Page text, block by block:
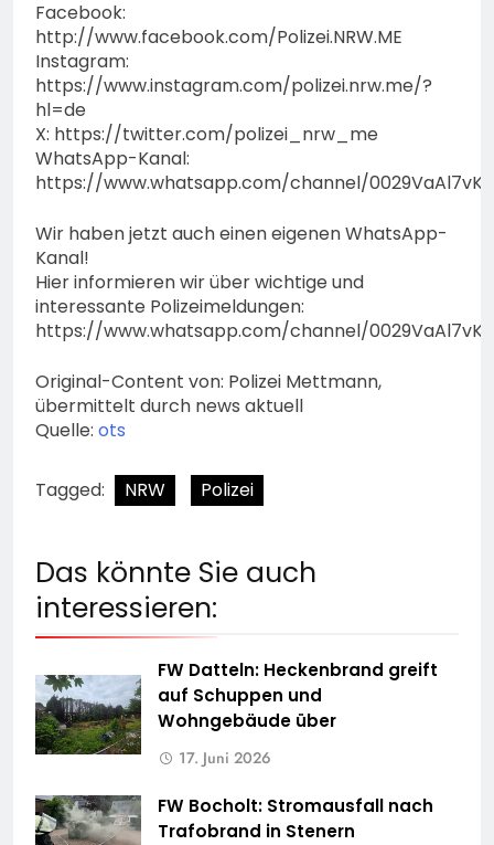
Facebook:
http://www.facebook.com/Polizei.NRW.ME
Instagram:
https://www.instagram.com/polizei.nrw.me/?
hl=de
X: https://twitter.com/polizei_nrw_me
WhatsApp-Kanal:
https://www.whatsapp.com/channel/
Wir haben jetzt auch einen eigenen WhatsApp-
Kanal!
Hier informieren wir über wichtige und
interessante Polizeimeldungen:
https://www.whatsapp.com/channel/
Original-Content von: Polizei Mettmann,
übermittelt durch news aktuell
Quelle: ots
Tagged: NRW Polizei
Das könnte Sie auch
interessieren:
FW Datteln: Heckenbrand greift
auf Schuppen und
Wohngebäude über
17. Juni 2026
FW Bocholt: Stromausfall nach
Trafobrand in Stenern